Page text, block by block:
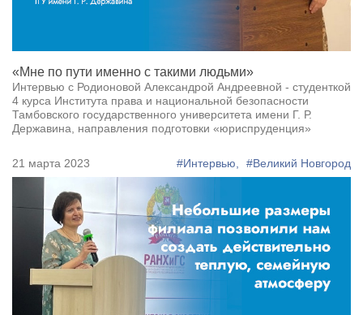
«Мне по пути именно с такими людьми»
Интервью с Родионовой Александрой Андреевной - студенткой
4 курса Института права и национальной безопасности
Тамбовского государственного университета имени Г. Р.
Державина, направления подготовки «юриспруденция»
21 марта 2023 #Интервью, #Великий Новгород